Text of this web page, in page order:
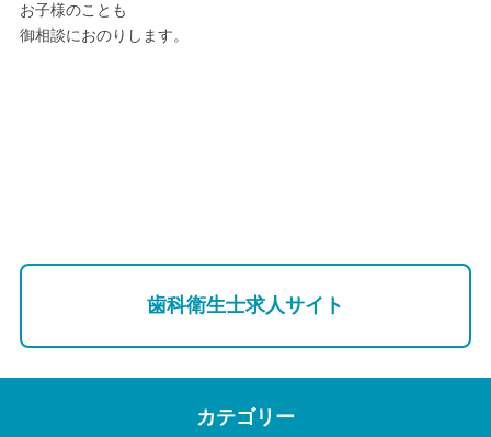
お子様のことも
御相談におのりします。
歯科衛生士求人サイト
カテゴリー